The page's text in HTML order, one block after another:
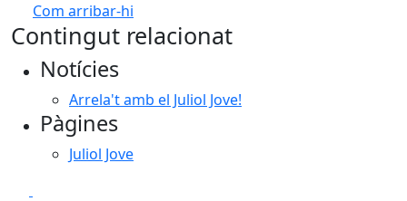
Com arribar-hi
+
Contingut relacionat
Notícies
Arrela't amb el Juliol Jove!
Pàgines
Juliol Jove